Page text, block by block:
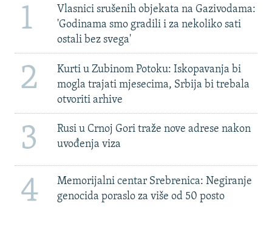
1
Vlasnici srušenih objekata na Gazivodama:
'Godinama smo gradili i za nekoliko sati
ostali bez svega'
2
Kurti u Zubinom Potoku: Iskopavanja bi
mogla trajati mjesecima, Srbija bi trebala
otvoriti arhive
3
Rusi u Crnoj Gori traže nove adrese nakon
uvođenja viza
4
Memorijalni centar Srebrenica: Negiranje
genocida poraslo za više od 50 posto